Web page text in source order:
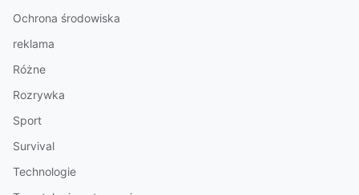
Ochrona środowiska
reklama
Różne
Rozrywka
Sport
Survival
Technologie